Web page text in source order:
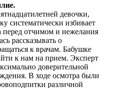
девочки,
систематически избивает
перед отчимом и нежелания
рассказывать о
к врачам. Бабушке
к нам на прием. Эксперт
доверительной
В ходе осмотра были
различной